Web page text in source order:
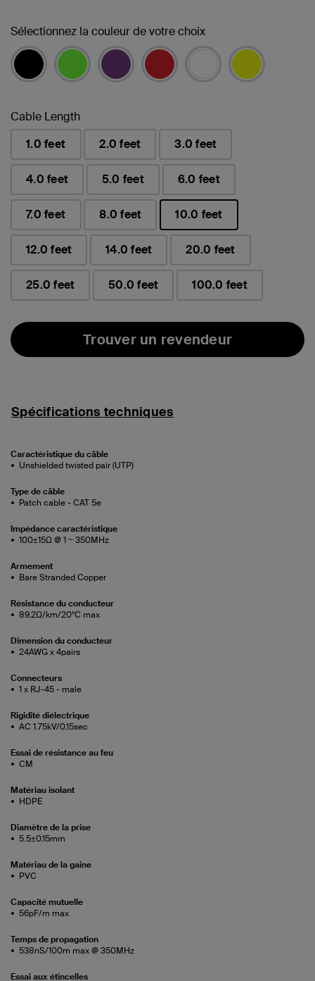
Sélectionnez la couleur de votre choix
Cable Length
1.0 feet
2.0 feet 3.0 feet
4.0 feet 5.0 feet 6.0 feet
7.0 feet 8.0 feet
10.0 feet
sélectionné(s)
12.0 feet
14.0 feet 20.0 feet
25.0 feet 50.0 feet 100.0 feet
Trouver un revendeur
Spécifications techniques
Caractéristique du câble
Unshielded twisted pair (UTP)
Type de câble
Patch cable - CAT 5e
Impédance caractéristique
100±15Ω @ 1 ~ 350MHz
Armement
Bare Stranded Copper
Résistance du conducteur
89.2Ω/km/20°C max
Dimension du conducteur
24AWG x 4pairs
Connecteurs
1 x RJ-45 - male
Rigidité diélectrique
AC 1.75kV/0.15sec
Essai de résistance au feu
CM
Matériau isolant
HDPE
Diamètre de la prise
5.5±0.15mm
Matériau de la gaine
PVC
Capacité mutuelle
56pF/m max
Temps de propagation
538nS/100m max @ 350MHz
Essai aux étincelles